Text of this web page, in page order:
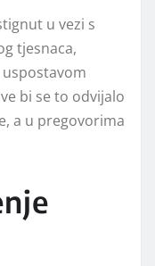
u vezi s
tjesnaca,
bi se to odvijalo
a u pregovorima